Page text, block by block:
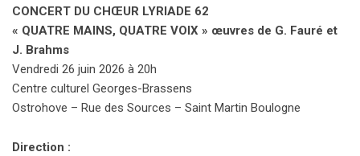
CONCERT DU CHŒUR LYRIADE 62
« QUATRE MAINS, QUATRE VOIX » œuvres de G. Fauré et
J. Brahms
Vendredi 26 juin 2026 à 20h
Centre culturel Georges-Brassens
Ostrohove – Rue des Sources – Saint Martin Boulogne
Direction :